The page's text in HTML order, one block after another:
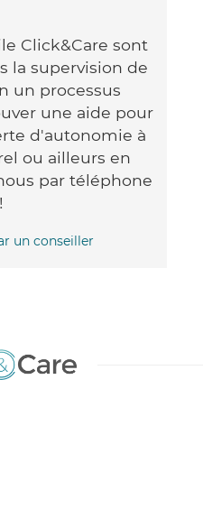
Click&Care sont
la supervision de
un processus
une aide pour
d'autonomie à
ou ailleurs en
par téléphone
!
un conseiller